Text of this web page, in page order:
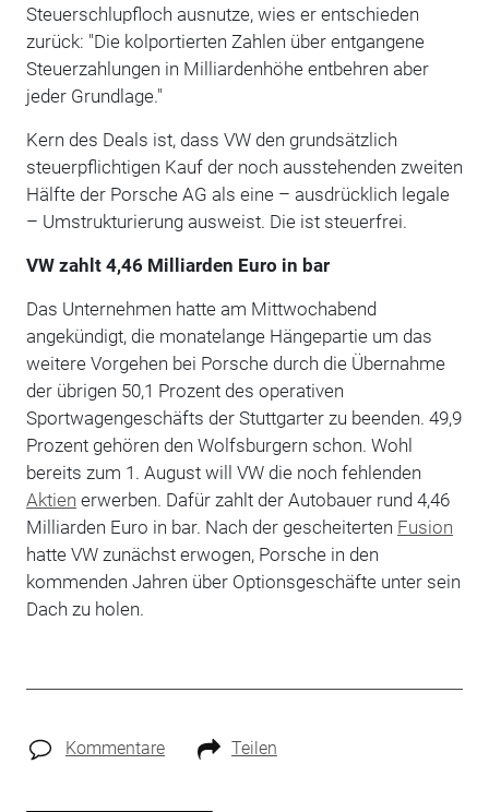
Steuerschlupfloch ausnutze, wies er entschieden
zurück: "Die kolportierten Zahlen über entgangene
Steuerzahlungen in Milliardenhöhe entbehren aber
jeder Grundlage."
Kern des Deals ist, dass VW den grundsätzlich
steuerpflichtigen Kauf der noch ausstehenden zweiten
Hälfte der Porsche AG als eine – ausdrücklich legale
– Umstrukturierung ausweist. Die ist steuerfrei.
VW zahlt 4,46 Milliarden Euro in bar
Das Unternehmen hatte am Mittwochabend
angekündigt, die monatelange Hängepartie um das
weitere Vorgehen bei Porsche durch die Übernahme
der übrigen 50,1 Prozent des operativen
Sportwagengeschäfts der Stuttgarter zu beenden. 49,9
Prozent gehören den Wolfsburgern schon. Wohl
bereits zum 1. August will VW die noch fehlenden
Aktien erwerben. Dafür zahlt der Autobauer rund 4,46
Milliarden Euro in bar. Nach der gescheiterten Fusion
hatte VW zunächst erwogen, Porsche in den
kommenden Jahren über Optionsgeschäfte unter sein
Dach zu holen.
Kommentare Teilen